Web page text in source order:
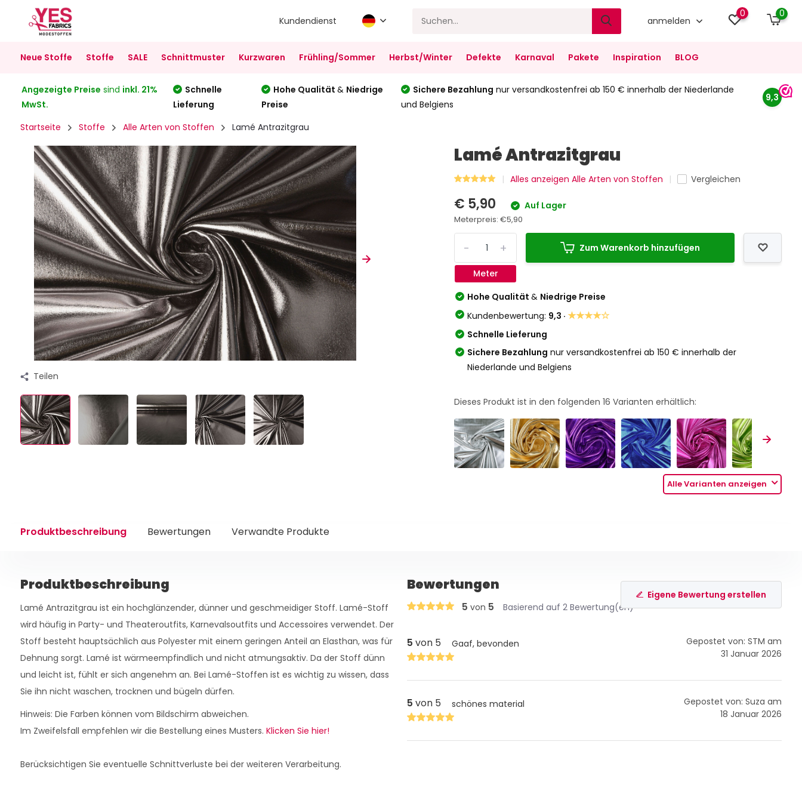
Kundendienst anmelden
0 0
Neue Stoffe Stoffe SALE Schnittmuster Kurzwaren Frühling/Sommer Herbst/Winter Defekte Karnaval Pakete Inspiration BLOG
Angezeigte Preise sind inkl. 21%
MwSt.
Schnelle
Lieferung
Hohe Qualität& Niedrige
Preise
Sichere Bezahlung nur versandkostenfrei ab 150 € innerhalb der Niederlande
und Belgiens
9,3
Startseite Stoffe Alle Arten von Stoffen Lamé Antrazitgrau
Teilen
Lamé Antrazitgrau
Alles anzeigen Alle Arten von Stoffen Vergleichen
€ 5,90 Auf Lager
Meterpreis:€5,90
+
-
Meter
Zum Warenkorb hinzufügen
Hohe Qualität& Niedrige Preise
Kundenbewertung: 9,3 ·★★★★☆
Schnelle Lieferung
Sichere Bezahlung nur versandkostenfrei ab 150 € innerhalb der
Niederlande und Belgiens
Dieses Produkt ist in den folgenden16 Varianten erhältlich:
Alle Varianten anzeigen
Produktbeschreibung Bewertungen Verwandte Produkte
Produktbeschreibung
Lamé Antrazitgrau ist ein hochglänzender, dünner und geschmeidiger Stoff. Lamé-Stoff
wird häufig in Party- und Theateroutfits, Karnevalsoutfits und Accessoires verwendet. Der
Stoff besteht hauptsächlich aus Polyester mit einem geringen Anteil an Elasthan, was für
Dehnung sorgt. Lamé ist wärmeempfindlich und nicht atmungsaktiv. Da der Stoff dünn
und leicht ist, fühlt er sich angenehm an. Bei Lamé-Stoffen ist es wichtig zu wissen, dass
Sie ihn nicht waschen, trocknen und bügeln dürfen.
Hinweis: Die Farben können vom Bildschirm abweichen.
Im Zweifelsfall empfehlen wir die Bestellung eines Musters. Klicken Sie hier!
Berücksichtigen Sie eventuelle Schnittverluste bei der weiteren Verarbeitung.
Bewertungen
5 von 5 Basierend auf 2 Bewertung(en)
Eigene Bewertung erstellen
5 von 5 Gaaf, bevonden
Gepostet von: STM am
31 Januar 2026
5 von 5 schönes material
Gepostet von: Suza am
18 Januar 2026